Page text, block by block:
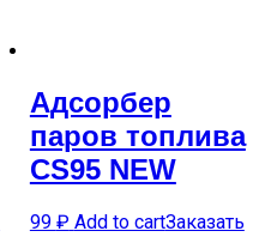
Адсорбер
паров топлива
CS95 NEW
99 ₽ Add to cartЗаказать